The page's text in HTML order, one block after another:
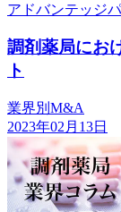
アドバンテッジ
調剤薬局にお
ト
業界別M&A
2023年02月13日